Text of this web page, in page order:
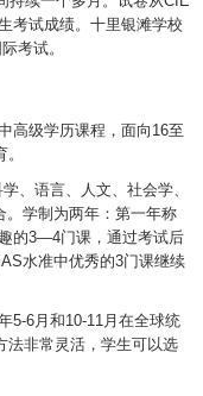
考试成绩。十里银滩学校
考试。
高级学历课程，面向16至
、语言、人文、社会学、
。学制为两年：第一年称
的3—4门课，通过考试后
水准中优秀的3门课继续
5-6月和10-11月在全球统
法非常灵活，学生可以选